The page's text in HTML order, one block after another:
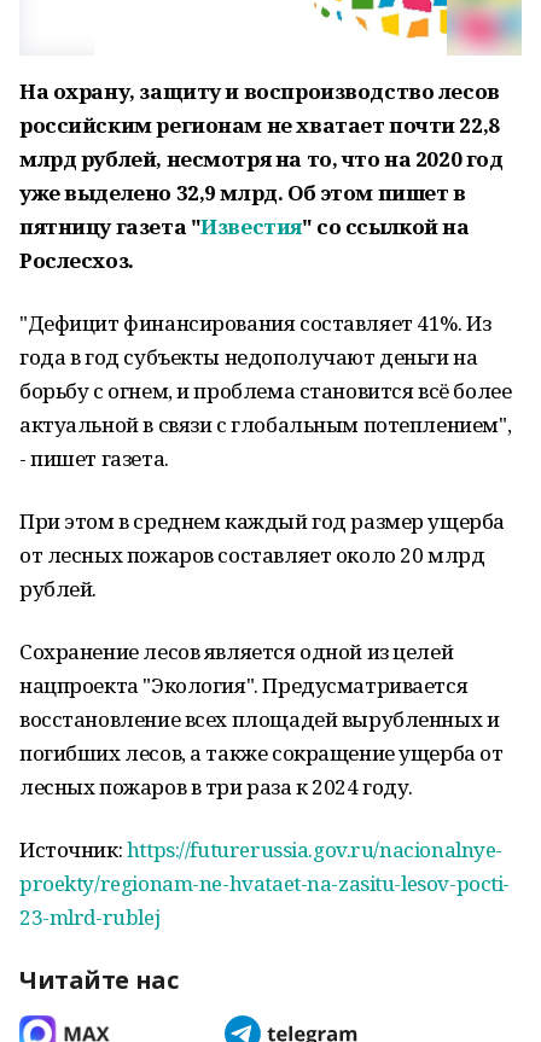
На охрану, защиту и воспроизводство лесов
российским регионам не хватает почти 22,8
млрд рублей, несмотря на то, что на 2020 год
уже выделено 32,9 млрд. Об этом пишет в
пятницу газета "Известия" со ссылкой на
Рослесхоз.
"Дефицит финансирования составляет 41%. Из
года в год субъекты недополучают деньги на
борьбу с огнем, и проблема становится всё более
актуальной в связи с глобальным потеплением",
- пишет газета.
При этом в среднем каждый год размер ущерба
от лесных пожаров составляет около 20 млрд
рублей.
Сохранение лесов является одной из целей
нацпроекта "Экология". Предусматривается
восстановление всех площадей вырубленных и
погибших лесов, а также сокращение ущерба от
лесных пожаров в три раза к 2024 году.
Источник:https://futurerussia.gov.ru/nacionalnye-
proekty/regionam-ne-hvataet-na-zasitu-lesov-pocti-
23-mlrd-rublej
Читайте нас